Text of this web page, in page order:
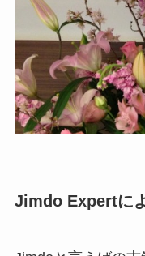
Jimdo Expertに